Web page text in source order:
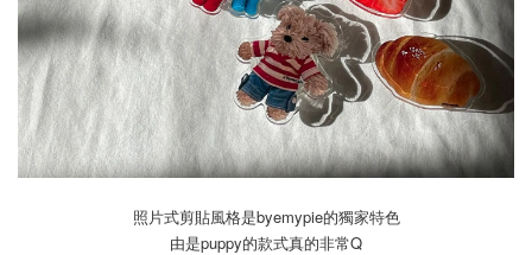
照片式剪貼風格是byemypie的獨家特色
由是puppy的款式真的非常Q